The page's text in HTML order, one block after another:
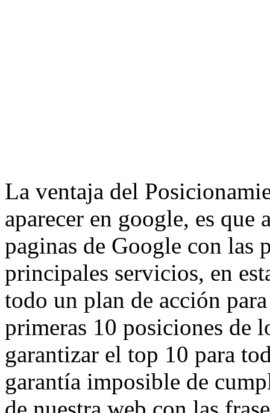
La ventaja del
aparecer en google, es que
paginas de Google con las
principales servicios, en
todo un plan de acción
primeras 10 posiciones de
garantizar el top 10 para
garantía imposible de